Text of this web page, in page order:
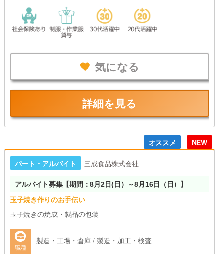
気になる
詳細を見る
パート・アルバイト 三成食品株式会社
オススメ NEW
アルバイト募集【期間：8月2日(日）～8月16日（日）】
玉子焼き作りのお手伝い
玉子焼きの焼成・製品の包装
職種
製造・工場・倉庫 / 製造・加工・検査